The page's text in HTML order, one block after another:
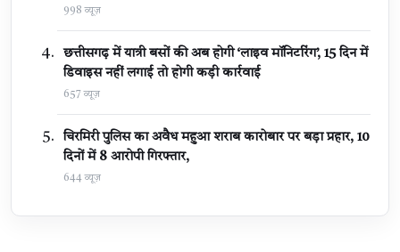
998 व्यूज़
छत्तीसगढ़ में यात्री बसों की अब होगी ‘लाइव मॉनिटरिंग’, 15 दिन में
डिवाइस नहीं लगाई तो होगी कड़ी कार्रवाई
657 व्यूज़
चिरमिरी पुलिस का अवैध महुआ शराब कारोबार पर बड़ा प्रहार, 10
दिनों में 8 आरोपी गिरफ्तार,
644 व्यूज़